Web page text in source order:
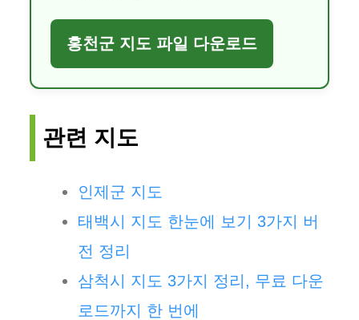
홍천군 지도 파일 다운로드
관련 지도
인제군 지도
태백시 지도 한눈에 보기 3가지 버
전 정리
삼척시 지도 3가지 정리, 무료 다운
로드까지 한 번에